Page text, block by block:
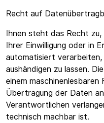
Recht auf
Ihnen steht das Recht
Ihrer Einwilligung oder in
automatisiert
aushändigen zu lassen.
einem
Übertragung der Daten
Verantwortlichen
technisch machbar ist.